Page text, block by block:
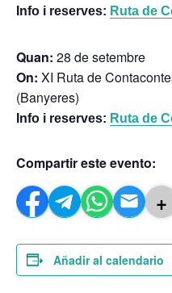
Info i reserves: Ruta de
Quan: 28 de setembre
On: XI Ruta de
(Banyeres)
Info i reserves: Ruta de
Compartir este evento:
+
Añadir al calendario